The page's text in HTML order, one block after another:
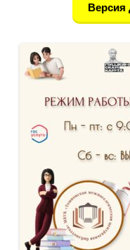
Версия